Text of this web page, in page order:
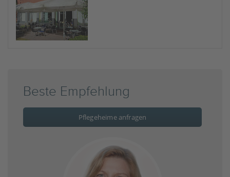
Beste Empfehlung
Pflegeheime anfragen